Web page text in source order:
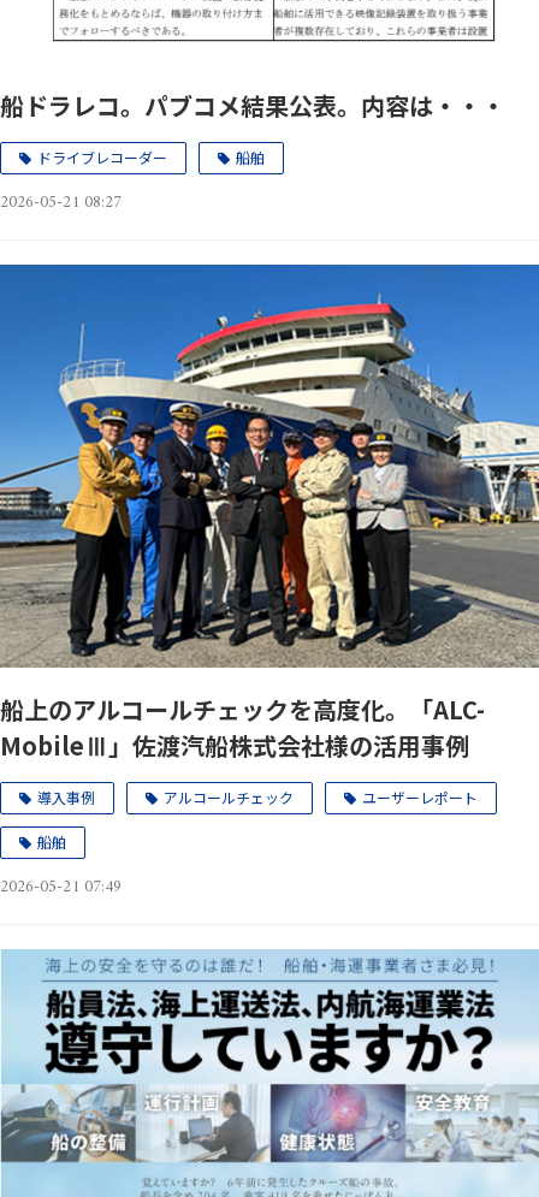
船ドラレコ。パブコメ結果公表。内容は・・・
ドライブレコーダー 船舶
2026-05-21 08:27
船上のアルコールチェックを高度化。「ALC-
MobileⅢ」佐渡汽船株式会社様の活用事例
導入事例 アルコールチェック ユーザーレポート
船舶
2026-05-21 07:49